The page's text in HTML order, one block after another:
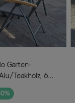
Teakholz, 6